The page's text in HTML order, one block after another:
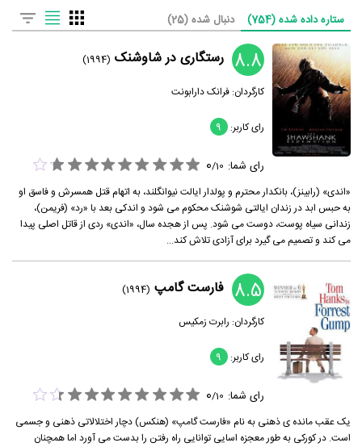
ستاره داده شده (754) دنبال شده (25)
8.8 رستگاری در شاوشنک (1994)
کارگردان:فرانک دارابونت
رای کاربر: 9
رای شما: 0/10
«اندی» (رابینز)، بانکدار محترم و پولدار ایالت نیوانگلند، به اتهام قتل همسرش و فاسق او
به حبس ابد در زندان ایالتی شوشنک محکوم می شود و اندکی بعد با «رد» (فریمن)،
زندانی سیاه پوست، دوست می شود. پس از هجده سال، «اندی» ردی از قاتل اصلی پیدا
می کند و تصمیم می گیرد برای آزادی تلاش کند...
8.5 فارست گامپ (1994)
کارگردان: رابرت زمکیس
رای کاربر: 9
رای شما: 0/10
یک عقب مانده ی ذهنی به نام «فارست گامپ» (هنکس) دچار اختلالاتی ذهنی و جسمی
است. در کورکی به طور معجزه اسایی توانایی راه رفتن را بدست می آورد اما همچنان